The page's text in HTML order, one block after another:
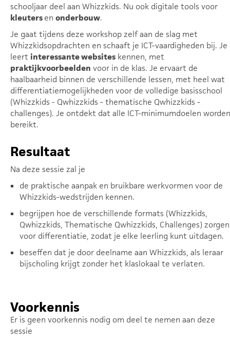
schooljaar deel aan Whizzkids. Nu ook digitale tools voor
kleutersen onderbouw.
Je gaat tijdens deze workshop zelf aan de slag met
Whizzkidsopdrachten en schaaft je ICT-vaardigheden bij. Je
leert interessante websites kennen, met
praktijkvoorbeelden voor in de klas. Je ervaart de
haalbaarheid binnen de verschillende lessen, met heel wat
differentiatiemogelijkheden voor de volledige basisschool
(Whizzkids - Qwhizzkids - thematische Qwhizzkids -
challenges). Je ontdekt dat alle ICT-minimumdoelen worden
bereikt.
Resultaat
Na deze sessie zal je
de praktische aanpak en bruikbare werkvormen voor de
Whizzkids-wedstrijden kennen.
begrijpen hoe de verschillende formats (Whizzkids,
Qwhizzkids, Thematische Qwhizzkids, Challenges) zorgen
voor differentiatie, zodat je elke leerling kunt uitdagen.
beseffen dat je door deelname aan Whizzkids, als leraar
bijscholing krijgt zonder het klaslokaal te verlaten.
Voorkennis
Er is geen voorkennis nodig om deel te nemen aan deze
sessie